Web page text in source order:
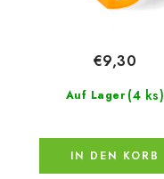
Auf Lager (4 ks)
€9,30
IN DEN KORB